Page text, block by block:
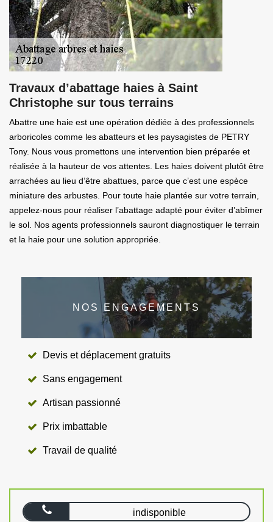
Travaux d’abattage haies à Saint
Christophe sur tous terrains
Abattre une haie est une opération dédiée à des professionnels
arboricoles comme les abatteurs et les paysagistes de PETRY
Tony. Nous vous promettons une intervention bien préparée et
réalisée à la hauteur de vos attentes. Les haies doivent plutôt être
arrachées au lieu d’être abattues, parce que c’est une espèce
miniature des arbustes. Pour toute haie plantée sur votre terrain,
appelez-nous pour réaliser l’abattage adapté pour éviter d’abîmer
le sol. Nos agents professionnels sauront diagnostiquer le terrain
et la haie pour une solution appropriée.
NOS ENGAGEMENTS
Devis et déplacement gratuits
Sans engagement
Artisan passionné
Prix imbattable
Travail de qualité
indisponible